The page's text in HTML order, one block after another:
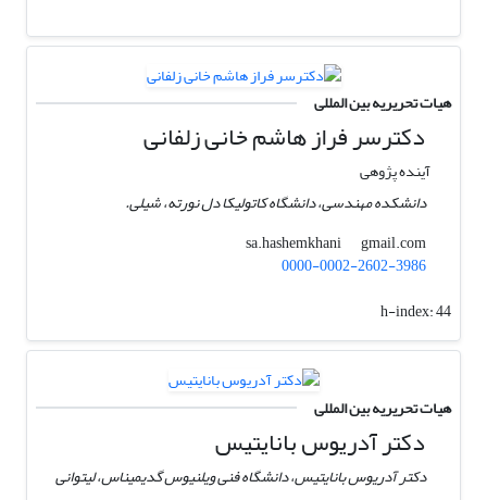
هیات تحریریه بین المللی
دکترسر فراز هاشم خانی زلفانی
آینده پژوهی
دانشکده مهندسی، دانشگاه کاتولیکا دل نورته، شیلی.
sa.hashemkhani
gmail.com
0000-0002-2602-3986
h-index:44
هیات تحریریه بین المللی
دکتر آدریوس بانایتیس
دکتر آدریوس بانایتیس، دانشگاه فنی ویلنیوس گدیمیناس، لیتوانی